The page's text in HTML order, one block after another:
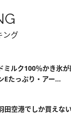
ング
ミルク100％かき氷
Eたっぷり・アー...
田空港でしか買え